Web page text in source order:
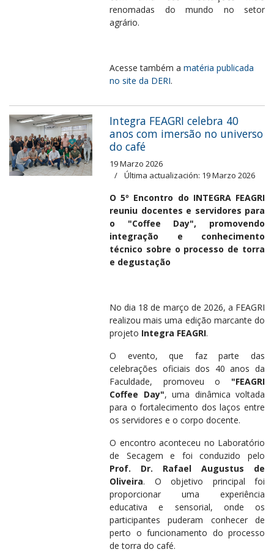
renomadas do mundo no setor
agrário.
Acesse também a matéria publicada
no site da DERI.
Integra FEAGRI celebra 40
anos com imersão no universo
do café
19 Marzo 2026
Última actualización: 19 Marzo 2026
O 5º Encontro do INTEGRA FEAGRI
reuniu docentes e servidores para
o "Coffee Day", promovendo
integração e conhecimento
técnico sobre o processo de torra
e degustação
No dia 18 de março de 2026, a FEAGRI
realizou mais uma edição marcante do
projeto Integra FEAGRI.
O evento, que faz parte das
celebrações oficiais dos 40 anos da
Faculdade, promoveu o "FEAGRI
Coffee Day", uma dinâmica voltada
para o fortalecimento dos laços entre
os servidores e o corpo docente.
O encontro aconteceu no Laboratório
de Secagem e foi conduzido pelo
Prof. Dr. Rafael Augustus de
Oliveira. O objetivo principal foi
proporcionar uma experiência
educativa e sensorial, onde os
participantes puderam conhecer de
perto o funcionamento do processo
de torra do café.